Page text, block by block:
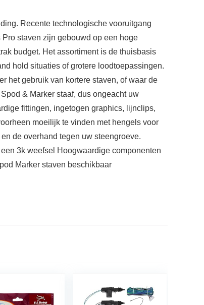
Recente technologische vooruitgang
staven zijn gebouwd op een hoge
budget. Het assortiment is de thuisbasis
hold situaties of grotere loodtoepassingen.
het gebruik van kortere staven, of waar de
& Marker staaf, dus ongeacht uw
fittingen, ingetogen graphics, lijnclips,
moeilijk te vinden met hengels voor
de overhand tegen uw steengroeve.
3k weefsel Hoogwaardige componenten
Marker staven beschikbaar